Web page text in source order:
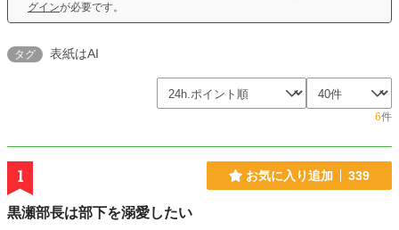
グインが必要です。
タグ 表紙はAI
6件
1 お気に入り追加 339
黒瀬部長は部下を溺愛したい